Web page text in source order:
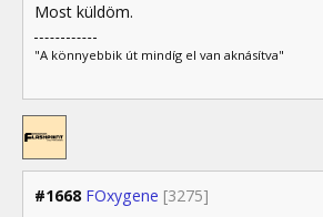
Most küldöm.
"A könnyebbik út mindíg el van aknásítva"
#1668 FOxygene [3275]